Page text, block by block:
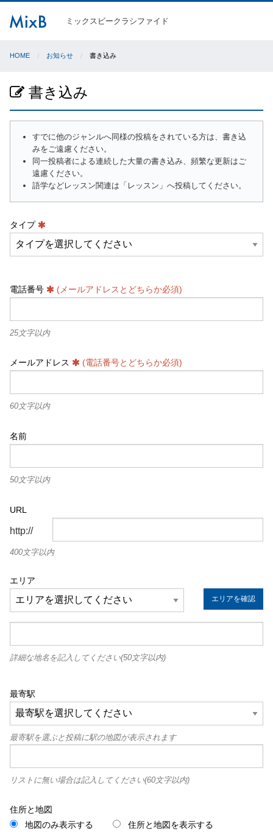
ミックスビークラシファイド
HOME お知らせ 書き込み
書き込み
すでに他のジャンルへ同様の投稿をされている方は、書き込
みをご遠慮ください。
同一投稿者による連続した大量の書き込み、頻繁な更新はご
遠慮ください。
語学などレッスン関連は「レッスン」へ投稿してください。
タイプ
電話番号 (メールアドレスとどちらか必須)
25文字以内
メールアドレス (電話番号とどちらか必須)
60文字以内
名前
50文字以内
URL
http://
400文字以内
エリア
エリアを確認
詳細な地名を記入してください(50文字以内)
最寄駅
最寄駅を選ぶと投稿に駅の地図が表示されます
リストに無い場合は記入してください(60文字以内)
住所と地図
地図のみ表示する
住所と地図を表示する